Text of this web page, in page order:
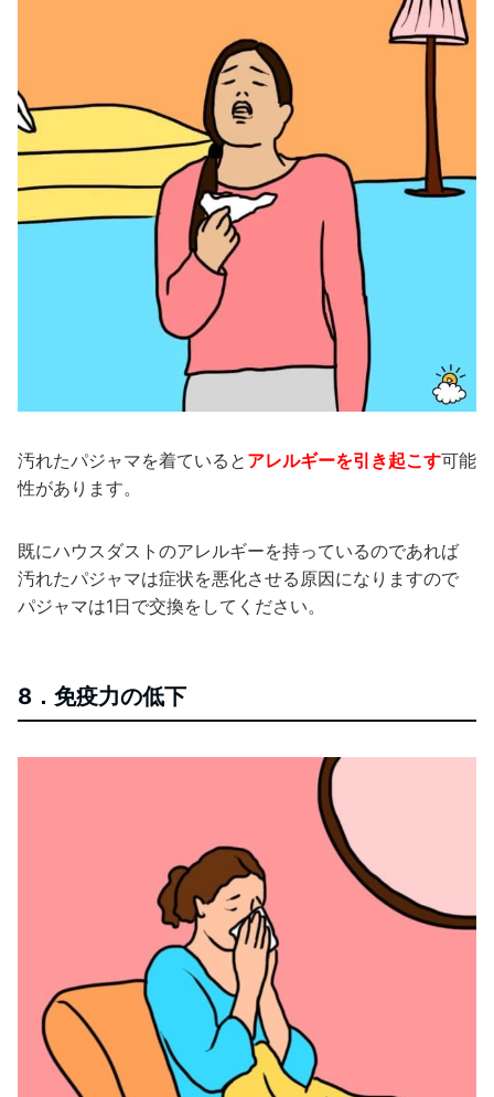
汚れたパジャマを着ていると アレルギーを引き起こす可能
性があります。
既にハウスダストのアレルギーを持っているのであれば
汚れたパジャマは症状を悪化させる原因になりますので
パジャマは1日で交換をしてください。
8．免疫力の低下